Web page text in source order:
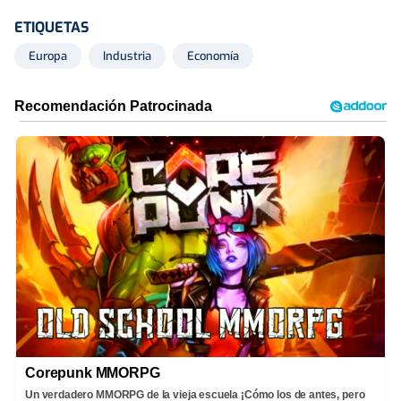
ETIQUETAS
Europa Industria Economía
Corepunk MMORPG
Un verdadero MMORPG de la vieja escuela ¡Cómo los de antes, pero